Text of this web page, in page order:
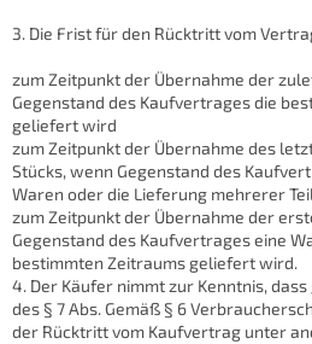
3. Die Frist für den Rücktritt vom
zum Zeitpunkt der Übernahme der
Gegenstand des Kaufvertrages die
geliefert wird
zum Zeitpunkt der Übernahme des
Stücks, wenn Gegenstand des
Waren oder die Lieferung mehrerer
zum Zeitpunkt der Übernahme der
Gegenstand des Kaufvertrages eine
bestimmten Zeitraums geliefert wird.
4. Der Käufer nimmt zur Kenntnis,
des § 7 Abs. Gemäß § 6
der Rücktritt vom Kaufvertrag unter